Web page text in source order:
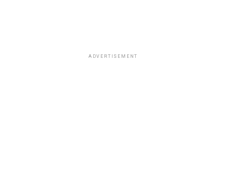
ADVERTISEMENT